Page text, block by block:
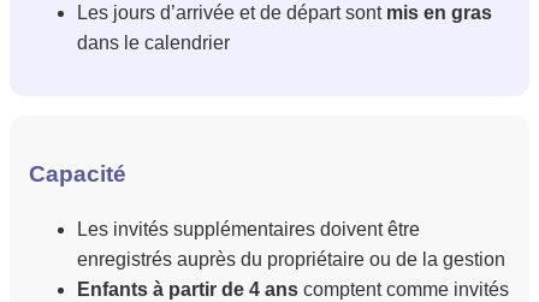
Les jours d’arrivée et de départ sont mis en gras
dans le calendrier
Capacité
Les invités supplémentaires doivent être
enregistrés auprès du propriétaire ou de la gestion
Enfants à partir de 4 ans comptent comme invités